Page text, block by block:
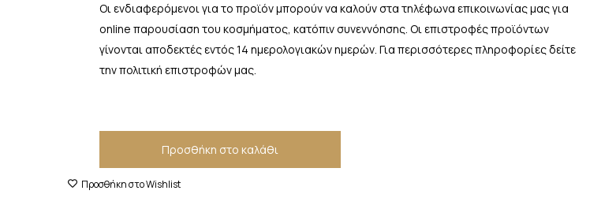
Οι ενδιαφερόμενοι για το προϊόν μπορούν να καλούν στα τηλέφωνα επικοινωνίας μας για
online παρουσίαση του κοσμήματος, κατόπιν συνεννόησης. Οι επιστροφές προϊόντων
γίνονται αποδεκτές εντός 14 ημερολογιακών ημερών. Για περισσότερες πληροφορίες δείτε
την πολιτική επιστροφών μας.
Προσθήκη στο καλάθι
Προσθήκη στο Wishlist